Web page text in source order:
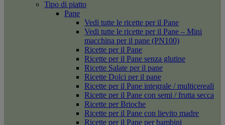
Tipo di piatto
Pane
Vedi tutte le ricette per il Pane
Vedi tutte le ricette per il Pane – Mini
macchina per il pane (PN100)
Ricette per il Pane
Ricette per il Pane senza glutine
Ricette Salate per il pane
Ricette Dolci per il pane
Ricette per il Pane integrale / multicereali
Ricette per il Pane con semi / frutta secca
Ricette per Brioche
Ricette per il Pane con lievito madre
Ricette per il Pane per bambini